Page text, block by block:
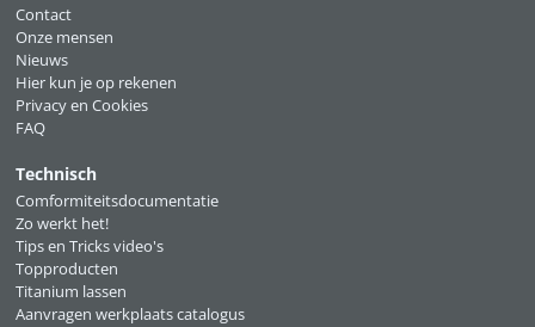
Contact
Onze mensen
Nieuws
Hier kun je op rekenen
Privacy en Cookies
FAQ
Technisch
Comformiteitsdocumentatie
Zo werkt het!
Tips en Tricks video's
Topproducten
Titanium lassen
Aanvragen werkplaats catalogus